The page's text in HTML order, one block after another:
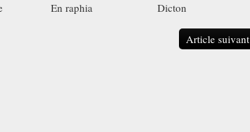
En raphia Dicton
Article suivant